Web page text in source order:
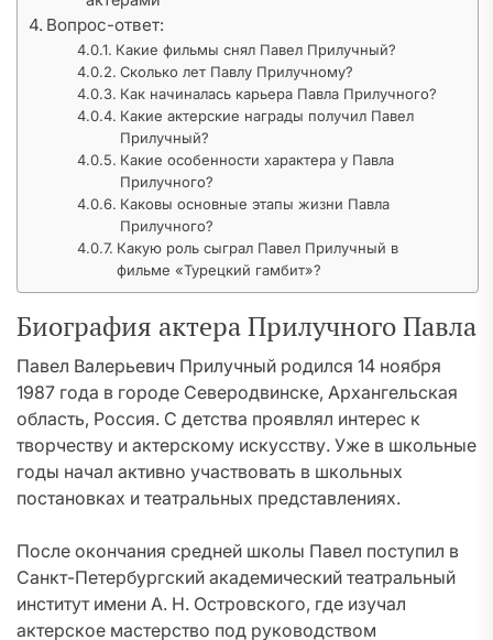
Вопрос-ответ:
Какие фильмы снял Павел Прилучный?
Сколько лет Павлу Прилучному?
Как начиналась карьера Павла Прилучного?
Какие актерские награды получил Павел
Прилучный?
Какие особенности характера у Павла
Прилучного?
Каковы основные этапы жизни Павла
Прилучного?
Какую роль сыграл Павел Прилучный в
фильме «Турецкий гамбит»?
Биография актера Прилучного Павла
Павел Валерьевич Прилучный родился 14 ноября
1987 года в городе Северодвинске, Архангельская
область, Россия. С детства проявлял интерес к
творчеству и актерскому искусству. Уже в школьные
годы начал активно участвовать в школьных
постановках и театральных представлениях.
После окончания средней школы Павел поступил в
Санкт-Петербургский академический театральный
институт имени А. Н. Островского, где изучал
актерское мастерство под руководством